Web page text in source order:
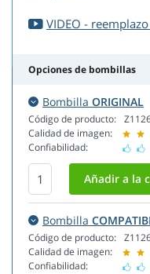
VIDEO -
Opciones de bombillas
Bombilla ORIGINAL
Código de producto:
Calidad de imagen:
Confiabilidad:
Bombilla
Código de producto:
Calidad de imagen:
Confiabilidad: